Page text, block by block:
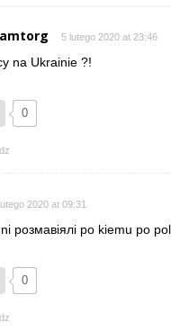
5 lutego 2020 at 23:46
na Ukrainie ?!
0
2020 at 09:31
розмавіялі po kiemu po
0